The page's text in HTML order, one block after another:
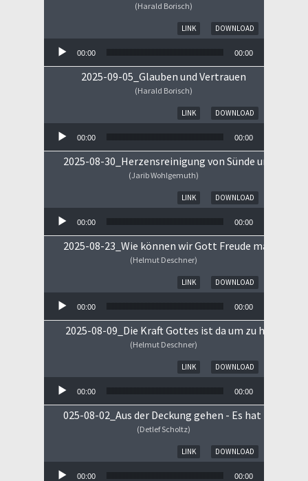
(Harald Borisch)
DOWNLOAD
LINK
00:00 00:00
2025-09-05_Glauben und Vertrauen
(Harald Borisch)
DOWNLOAD
LINK
00:00 00:00
2025-08-30_Herzensreinigung von Sünde und Sorge
(Jarib Wohlgemuth)
DOWNLOAD
LINK
00:00 00:00
2025-08-23_Wie können wir Gott Freude machen
(Helmut Deschner)
DOWNLOAD
LINK
00:00 00:00
2025-08-09_Die Kraft Gottes ist da um zu heilen!
(Helmut Deschner)
DOWNLOAD
LINK
00:00 00:00
025-08-02_Aus der Deckung gehen - Es hat
(Detlef Scholtz)
DOWNLOAD
LINK
00:00 00:00